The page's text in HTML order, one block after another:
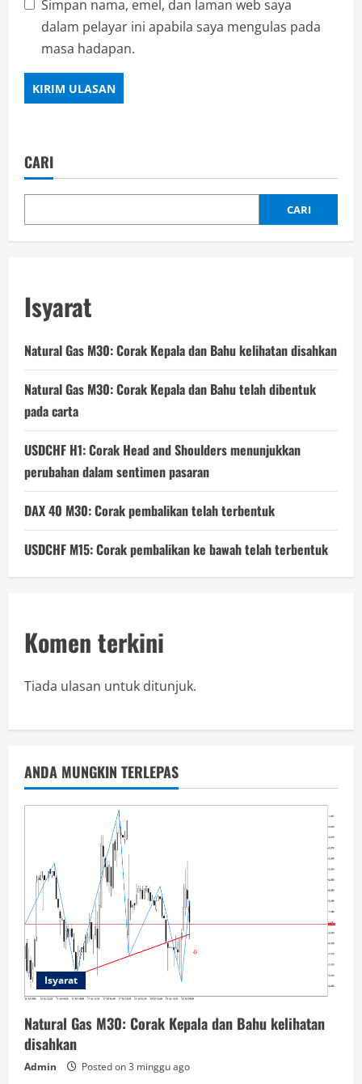
Simpan nama, emel, dan laman web saya
dalam pelayar ini apabila saya mengulas pada
masa hadapan.
CARI
CARI
Isyarat
Natural Gas M30: Corak Kepala dan Bahu kelihatan disahkan
Natural Gas M30: Corak Kepala dan Bahu telah dibentuk
pada carta
USDCHF H1: Corak Head and Shoulders menunjukkan
perubahan dalam sentimen pasaran
DAX 40 M30: Corak pembalikan telah terbentuk
USDCHF M15: Corak pembalikan ke bawah telah terbentuk
Komen terkini
Tiada ulasan untuk ditunjuk.
ANDA MUNGKIN TERLEPAS
Isyarat
Natural Gas M30: Corak Kepala dan Bahu kelihatan
disahkan
Admin Posted on 3 minggu ago